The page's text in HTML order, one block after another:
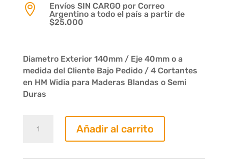

Envíos SIN CARGO por Correo
Argentino a todo el país a partir de
$25.000
Diametro Exterior 140mm / Eje 40mm o a
medida del Cliente Bajo Pedido / 4 Cortantes
en HM Widia para Maderas Blandas o Semi
Duras
Recta
Añadir al carrito